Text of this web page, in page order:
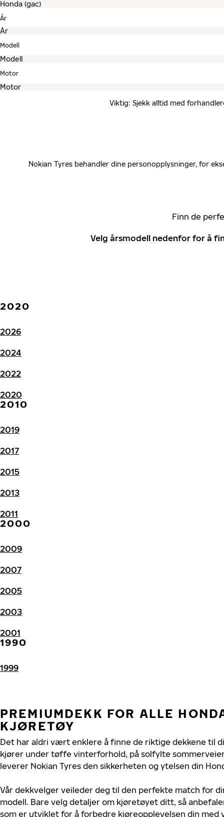
År
Modell
Motor
Viktig: Sjekk alltid med
Nokian Tyres behandler dine personopplysninger, for
Finn de
Velg årsmodell nedenfor for å
2020
2026
2024
2022
2020
2010
2019
2017
2015
2013
2011
2000
2009
2007
2005
2003
2001
1990
1999
PREMIUMDEKK FOR ALLE
KJØRETØY
Det har aldri vært enklere å finne de riktige dekkene til
kjører under tøffe vinterforhold, på solfylte
leverer Nokian Tyres den sikkerheten og ytelsen din
Vår dekkvelger veileder deg til den perfekte match for
modell. Bare velg detaljer om kjøretøyet ditt, så
som er utviklet for å forbedre kjøreopplevelsen din med